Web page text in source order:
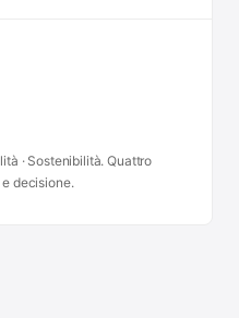
· Sostenibilità. Quattro
decisione.